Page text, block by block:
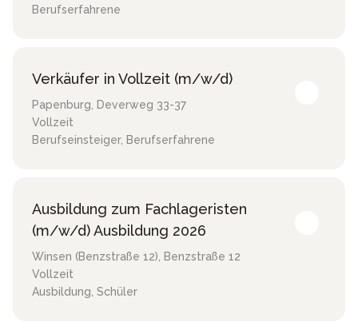
Berufserfahrene
Verkäufer in Vollzeit (m/w/d)
Papenburg, Deverweg 33-37
Vollzeit
Berufseinsteiger, Berufserfahrene
Ausbildung zum Fachlageristen
(m/w/d) Ausbildung 2026
Winsen (Benzstraße 12), Benzstraße 12
Vollzeit
Ausbildung, Schüler